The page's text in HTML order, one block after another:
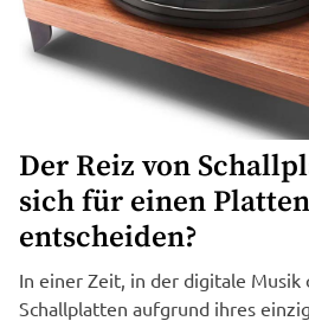
Der Reiz von
sich für einen
entscheiden?
In einer Zeit, in der digitale Musik
Schallplatten aufgrund ihres